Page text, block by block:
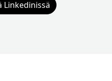
Linkedinissä